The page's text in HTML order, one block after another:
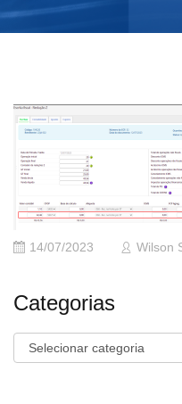
14/07/2023 Wilson
Categorias
Categorias